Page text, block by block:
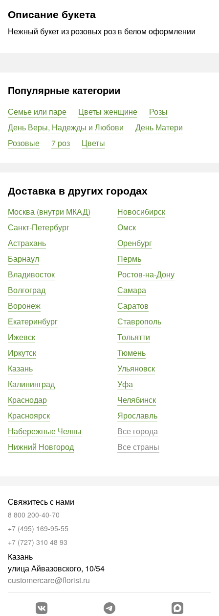
Описание букета
Нежный букет из розовых роз в белом оформлении
Популярные категории
Семье или паре Цветы женщине
Розы
День Веры, Надежды и Любови
День Матери
Розовые
7 роз Цветы
Доставка в других городах
Москва (внутри МКАД)
Санкт-Петербург
Астрахань
Барнаул
Владивосток
Волгоград
Воронеж
Екатеринбург
Ижевск
Иркутск
Казань
Калининград
Краснодар
Красноярск
Набережные Челны
Нижний Новгород
Новосибирск
Омск
Оренбург
Пермь
Ростов-на-Дону
Самара
Саратов
Ставрополь
Тольятти
Тюмень
Ульяновск
Уфа
Челябинск
Ярославль
Все города
Все страны
Свяжитесь с нами
8 800 200-40-70
+7 (495) 169-95-55
+7 (727) 310 48 93
Казань
улица Айвазовского, 10/54
customercare@florist.ru